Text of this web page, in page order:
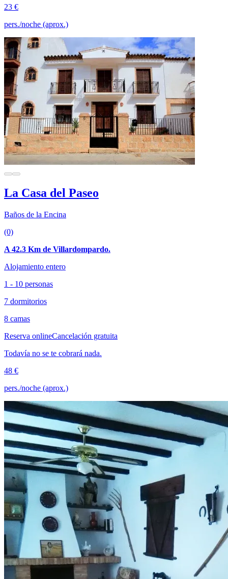
23 €
pers./noche (aprox.)
La Casa del Paseo
Baños de la Encina
(0)
A 42.3 Km de Villardompardo.
Alojamiento entero
1 - 10 personas
7 dormitorios
8 camas
Reserva onlineCancelación gratuita
Todavía no se te cobrará nada.
48 €
pers./noche (aprox.)